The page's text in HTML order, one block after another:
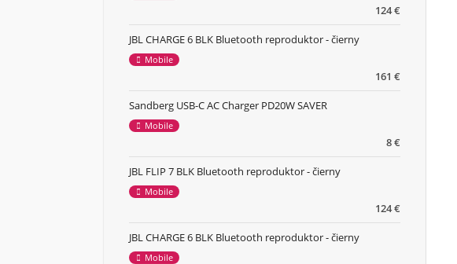
124 €
161 €
JBL CHARGE 6 BLK Bluetooth reproduktor - čierny
Mobile
8 €
Sandberg USB-C AC Charger PD20W SAVER
Mobile
124 €
JBL FLIP 7 BLK Bluetooth reproduktor - čierny
Mobile
JBL CHARGE 6 BLK Bluetooth reproduktor - čierny
Mobile